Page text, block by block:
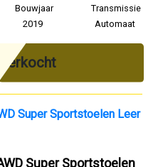
Bouwjaar
2019
Transmissie
Automaat
Verkocht
Super Sportstoelen